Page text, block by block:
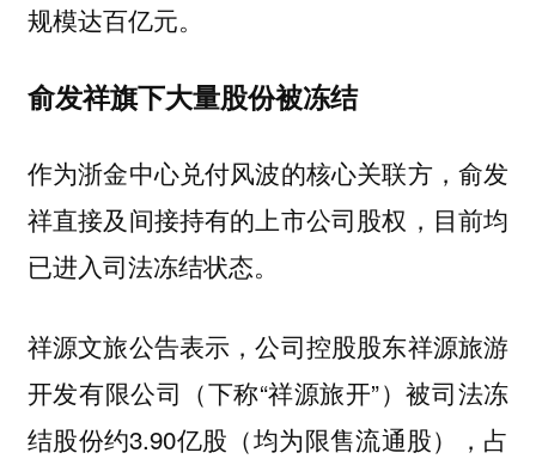
规模达百亿元。
俞发祥旗下大量股份被冻结
作为浙金中心兑付风波的核心关联方，俞发
祥直接及间接持有的上市公司股权，目前均
已进入司法冻结状态。
祥源文旅公告表示，公司控股股东祥源旅游
开发有限公司（下称“祥源旅开”）被司法冻
结股份约3.90亿股（均为限售流通股），占